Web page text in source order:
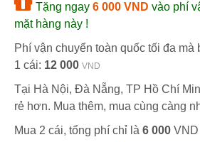
Tặng ngay 6 000 VND vào phí
mặt hàng này !
Phí vận chuyển toàn quốc tối đa mà
1 cái: 12 000 VND
Tại Hà Nội, Đà Nẵng, TP Hồ Chí
rẻ hơn. Mua thêm, mua cùng càng
Mua 2 cái, tổng phí chỉ là 6 000 VND